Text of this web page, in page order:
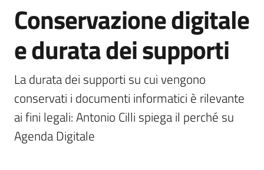
Polo
archivistico
Archivio
Conservazione
Salta al contenuto
Conservazione digitale
e durata dei supporti
La durata dei supporti su cui vengono
conservati i documenti informatici è rilevante
ai fini legali: Antonio Cilli spiega il perché su
Agenda Digitale